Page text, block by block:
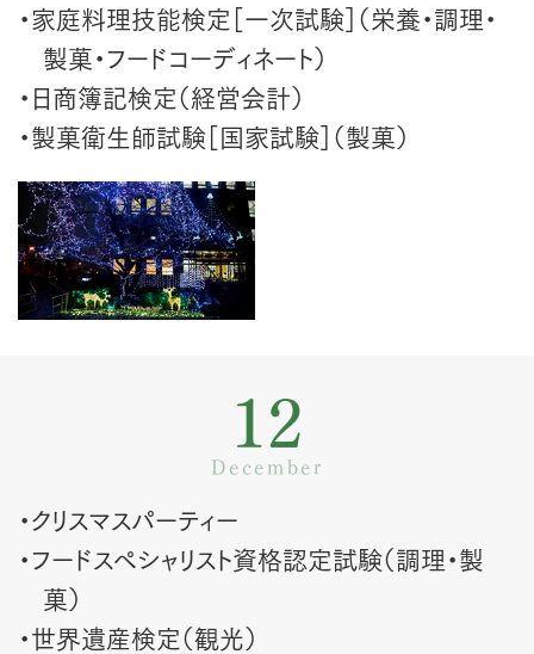
・家庭料理技能検定［一次試験］（栄養・調理・
製菓・フードコーディネート）
・日商簿記検定（経営会計）
・製菓衛生師試験［国家試験］（製菓）
12
December
・クリスマスパーティー
・フードスペシャリスト資格認定試験（調理・製
菓）
・世界遺産検定（観光）